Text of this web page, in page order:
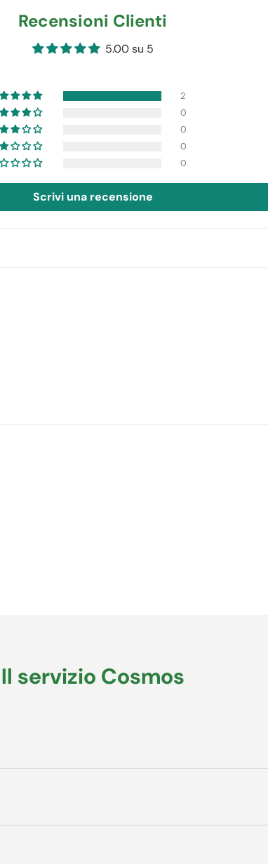
Recensioni Clienti
5.00 su 5
2
0
0
0
0
Scrivi una recensione
Il servizio Cosmos